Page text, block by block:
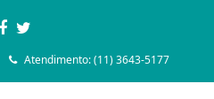
Facebook
Twitter
Atendimento: (11) 3643-5177